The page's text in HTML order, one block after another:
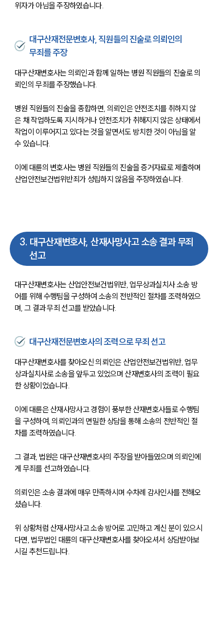
센터소개
글로벌 파트너 로펌
AI대륜
업무사례
사례분석/최신동향
구성원 소개
법률상담전문변호사
소식/자료
법률 블로그
법률서식
뉴스레터/브로슈어
세미나
대륜법률상담예약
위자가 아님을 주장하였습니다.
대구산재전문변호사, 직원들의 진술로 의뢰인의
무죄를 주장
대구산재변호사는 의뢰인과 함께 일하는 병원 직원들의 진술로 의
뢰인의 무죄를 주장했습니다.
병원 직원들의 진술을 종합하면, 의뢰인은 안전조치를 취하지 않
은 채 작업하도록 지시하거나 안전조치가 취해지지 않은 상태에서
작업이 이루어지고 있다는 것을 알면서도 방치한 것이 아님을 알
수 있습니다.
이에 대륜의 변호사는 병원 직원들의 진술을 증거자료로 제출하며
산업안전보건법위반죄가 성립하지 않음을 주장하였습니다.
3. 대구산재변호사, 산재사망사고 소송 결과 무죄
선고
대구산재변호사는 산업안전보건법위반, 업무상과실치사 소송 방
어를 위해 수행팀을 구성하여 소송의 전반적인 절차를 조력하였으
며, 그 결과 무죄 선고를 받았습니다.
대구산재전문변호사의 조력으로 무죄 선고
대구산재변호사를 찾아오신 의뢰인은 산업안전보건법위반, 업무
상과실치사로 소송을 앞두고 있었으며 산재변호사의 조력이 필요
한 상황이었습니다.
이에 대륜은 산재사망사고 경험이 풍부한 산재변호사들로 수행팀
을 구성하여, 의뢰인과의 면밀한 상담을 통해 소송의 전반적인 절
차를 조력하였습니다.
그 결과, 법원은 대구산재변호사의 주장을 받아들였으며 의뢰인에
게 무죄를 선고하였습니다.
의뢰인은 소송 결과에 매우 만족하시며 수차례 감사인사를 전해오
셨습니다.
위 상황처럼 산재사망사고 소송 방어로 고민하고 계신 분이 있으시
다면, 법무법인 대륜의 대구산재변호사를 찾아오셔서 상담받아보
시길 추천드립니다.